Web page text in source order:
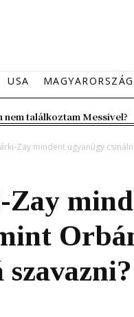
USA MAGYARORSZÁG
találkoztam Messivel?
Zay mindent ugyanúgy